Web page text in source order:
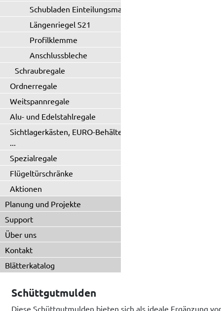
Schubladen Einteilungsmaterial
Längenriegel S21
Profilklemme
Anschlussbleche
Schraubregale
Ordnerregale
Weitspannregale
Alu- und Edelstahlregale
Sichtlagerkästen, EURO-Behälter
...
Spezialregale
Flügeltürschränke
Aktionen
Planung und Projekte
Support
Über uns
Kontakt
Blätterkatalog
Schüttgutmulden
Diese Schüttgutmulden bieten sich als ideale Ergänzung